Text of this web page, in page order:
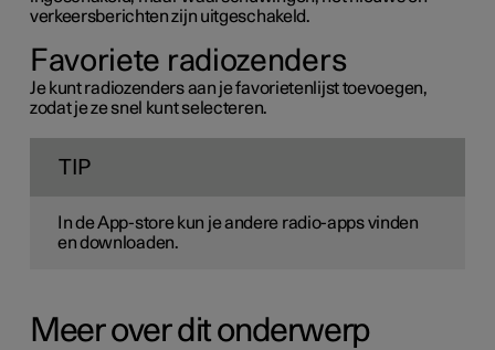
verkeersberichten zijn uitgeschakeld.
Favoriete radiozenders
Je kunt radiozenders aan je favorietenlijst toevoegen,
zodat je ze snel kunt selecteren.
TIP
In de App-store kun je andere radio-apps vinden
en downloaden.
Meer over dit onderwerp